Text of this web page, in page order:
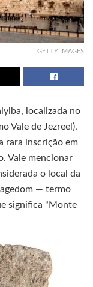
GETTY IMAGES
localizada no
Vale de Jezreel),
rara inscrição em
Vale mencionar
o local da
— termo
significa “Monte